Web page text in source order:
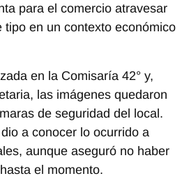
para el comercio atravesar
tipo en un contexto económico
en la Comisaría 42° y,
las imágenes quedaron
de seguridad del local.
a conocer lo ocurrido a
aunque aseguró no haber
el momento.